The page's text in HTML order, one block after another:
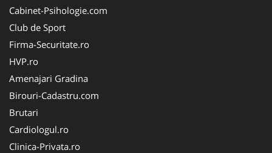
Cabinet-Psihologie.com
Club de Sport
Firma-Securitate.ro
HVP.ro
Amenajari Gradina
Birouri-Cadastru.com
Brutari
Cardiologul.ro
Clinica-Privata.ro